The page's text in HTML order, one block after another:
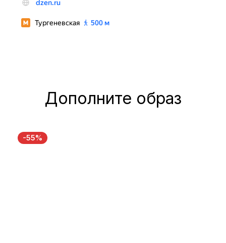
Дополните образ
-55%